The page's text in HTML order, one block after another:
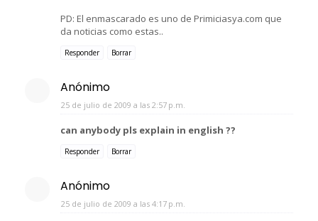
PD: El enmascarado es uno de Primiciasya.com que
da noticias como estas..
Responder Borrar
Anónimo
25 de julio de 2009 a las 2:57 p.m.
can anybody pls explain in english ??
Responder Borrar
Anónimo
25 de julio de 2009 a las 4:17 p.m.